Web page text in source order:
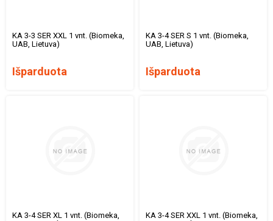
KA 3-3 SER XXL 1 vnt. (Biomeka,
UAB, Lietuva)
Išparduota
KA 3-4 SER S 1 vnt. (Biomeka,
UAB, Lietuva)
Išparduota
KA 3-4 SER XL 1 vnt. (Biomeka,
KA 3-4 SER XXL 1 vnt. (Biomeka,